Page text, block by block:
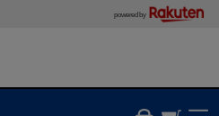
powered by